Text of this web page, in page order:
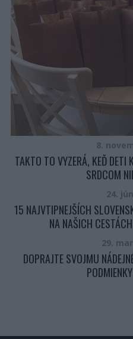
8.
TAKTO TO VYZERÁ, KEĎ DETI
SRDCOM
24.
15 NAJVTIPNEJŠÍCH
NA NAŠICH
29.
DOPRAJTE SVOJMU